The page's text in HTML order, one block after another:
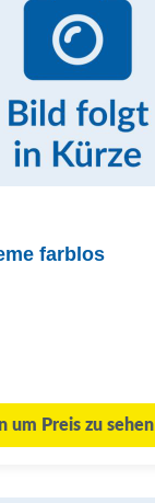
farblos
um Preis zu sehen